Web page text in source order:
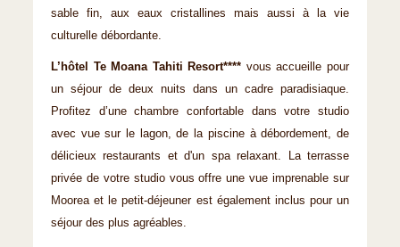
sable fin, aux eaux cristallines mais aussi à la vie
culturelle débordante.
L’hôtel Te Moana Tahiti Resort**** vous accueille pour
un séjour de deux nuits dans un cadre paradisiaque.
Profitez d’une chambre confortable dans votre studio
avec vue sur le lagon, de la piscine à débordement, de
délicieux restaurants et d'un spa relaxant. La terrasse
privée de votre studio vous offre une vue imprenable sur
Moorea et le petit-déjeuner est également inclus pour un
séjour des plus agréables.